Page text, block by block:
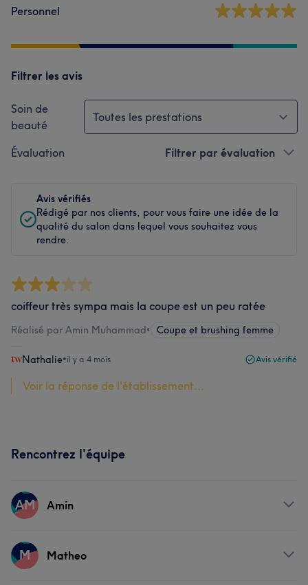
Personnel
Filtrer les avis
Soin de
beauté
Toutes les prestations
Évaluation Filtrer par évaluation
Avis vérifiés
Rédigé par nos clients, pour vous faire une idée de la
qualité du salon dans lequel vous souhaitez vous
rendre.
coiffeur très sympa mais la coupe est un peu ratée
Réalisé par Amin Muhammad• Coupe et brushing femme
Nathalie•il y a 4 mois Avis vérifié
Voir la réponse de l'établissement...
Rencontrez l'équipe
AM Amin
Prestations
M Matheo